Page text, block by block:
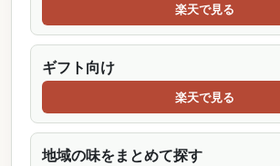
楽天で見る
ギフト向け
楽天で見る
地域の味をまとめて探す